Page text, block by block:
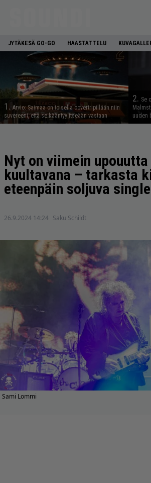
JYTÄKESÄ GO-GO HAASTATTELU
1. Arvio: Saimaa on toisella covertripillään niin
suvereeni, että se kääntyy itseään vastaan
2. Se
uuden
Nyt on viimein upouutta
kuultavana – tarkasta
eteenpäin soljuva
26.9.2024 14:24 Saku Schildt
Sami Lommi